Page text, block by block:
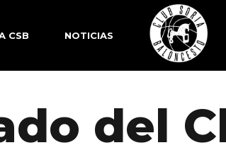
CSB NOTICIAS
del